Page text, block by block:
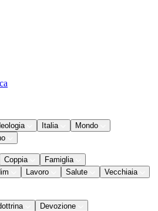
Italia
Mondo
Coppia
Famiglia
Lavoro Salute
Vecchiaia
Devozione